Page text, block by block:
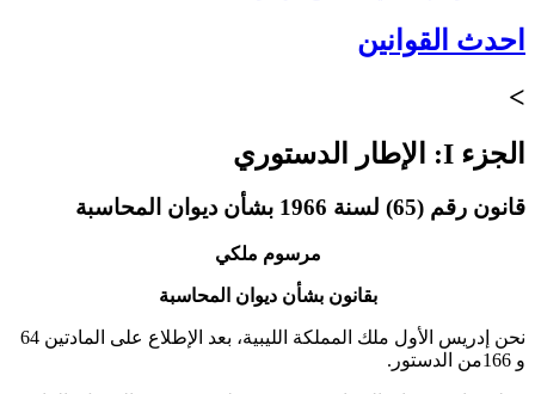
احدث القوانين
>
الجزء I: الإطار الدستوري
قانون رقم (65) لسنة 1966 بشأن ديوان المحاسبة
مرسوم ملكي
بقانون بشأن ديوان المحاسبة
نحن إدريس الأول ملك المملكة الليبية، بعد الإطلاع على المادتين 64
و 166من الدستور.